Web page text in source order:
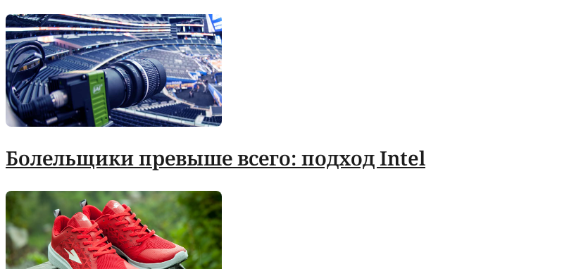
Болельщики превыше всего: подход Intel